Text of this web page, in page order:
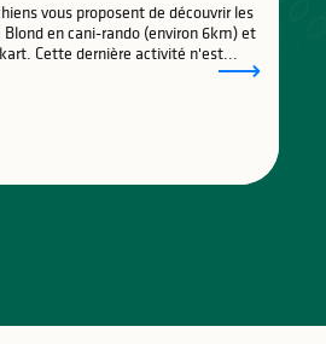
vous proposent de découvrir les
en cani-rando (environ 6km) et
Cette dernière activité n'est...